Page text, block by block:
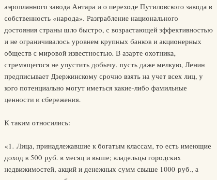
аэропланного завода Антара и о переходе Путиловского завода в
собственность «народа». Разграбление национального
достояния страны шло быстро, с возрастающей эффективностью
и не ограничивалось уровнем крупных банков и акционерных
обществ с мировой известностью. В азарте охотника,
стремящегося не упустить добычу, пусть даже мелкую, Ленин
предписывает Дзержинскому срочно взять на учет всех лиц, у
кого потенциально могут иметься какие-либо фамильные
ценности и сбережения.
К таким относились:
«1. Лица, принадлежавшие к богатым классам, то есть имеющие
доход в 500 руб. в месяц и выше; владельцы городских
недвижимостей, акций и денежных сумм свыше 1000 руб., а